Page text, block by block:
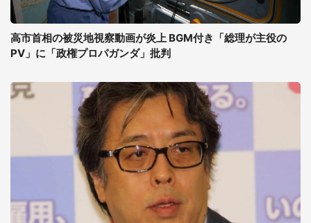
高市首相の被災地視察動画が炎上 BGM付き「総理が主役の
PV」に「政権プロパガンダ」批判